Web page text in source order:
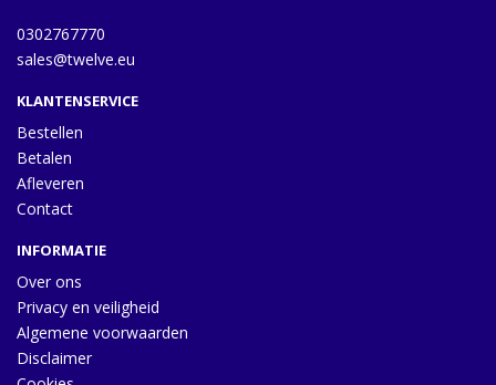
0302767770
sales@twelve.eu
KLANTENSERVICE
Bestellen
Betalen
Afleveren
Contact
INFORMATIE
Over ons
Privacy en veiligheid
Algemene voorwaarden
Disclaimer